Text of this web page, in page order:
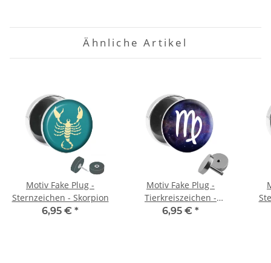
Ähnliche Artikel
Motiv Fake Plug -
Sternzeichen - Skorpion
6,95 € *
Motiv Fake Plug -
Tierkreiszeichen -
Jungfrau
6,95 € *